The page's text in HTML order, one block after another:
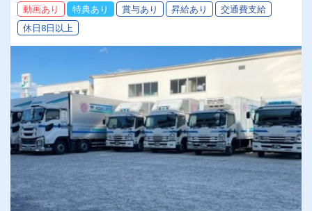
動画あり 特典あり 賞与あり 昇給あり
交通費支給
休日8日以上